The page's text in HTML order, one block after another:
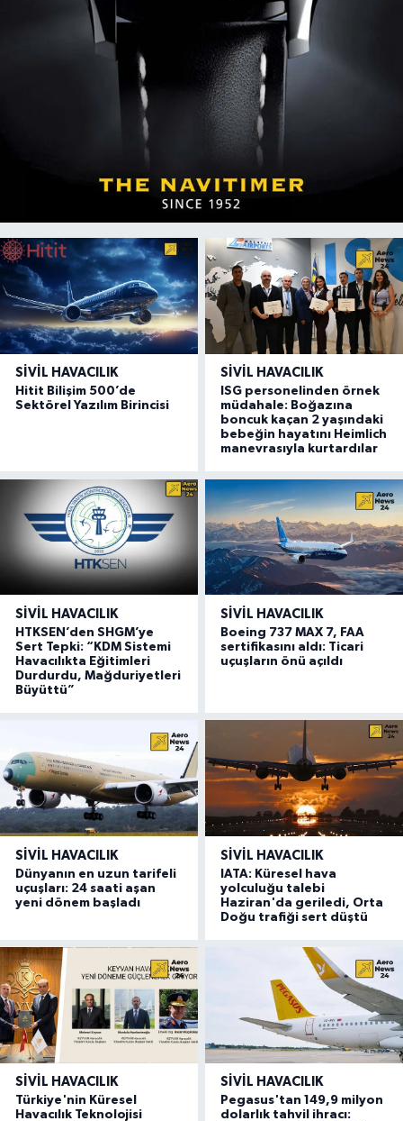
SIVIL HAVACILIK
Hitit Bilişim 500’de
Sektörel Yazılım Birincisi
SIVIL HAVACILIK
ISG personelinden örnek
müdahale: Boğazına
boncuk kaçan 2 yaşındaki
bebeğin hayatını Heimlich
manevrasıyla kurtardılar
SIVIL HAVACILIK
HTKSEN’den SHGM’ye
Sert Tepki: “KDM Sistemi
Havacılıkta Eğitimleri
Durdurdu, Mağduriyetleri
Büyüttü”
SIVIL HAVACILIK
Boeing 737 MAX 7, FAA
sertifikasını aldı: Ticari
uçuşların önü açıldı
SIVIL HAVACILIK
Dünyanın en uzun tarifeli
uçuşları: 24 saati aşan
yeni dönem başladı
SIVIL HAVACILIK
IATA: Küresel hava
yolculuğu talebi
Haziran'da geriledi, Orta
Doğu trafiği sert düştü
SIVIL HAVACILIK
Türkiye'nin Küresel
Havacılık Teknolojisi
SIVIL HAVACILIK
Pegasus'tan 149,9 milyon
dolarlık tahvil ihracı: